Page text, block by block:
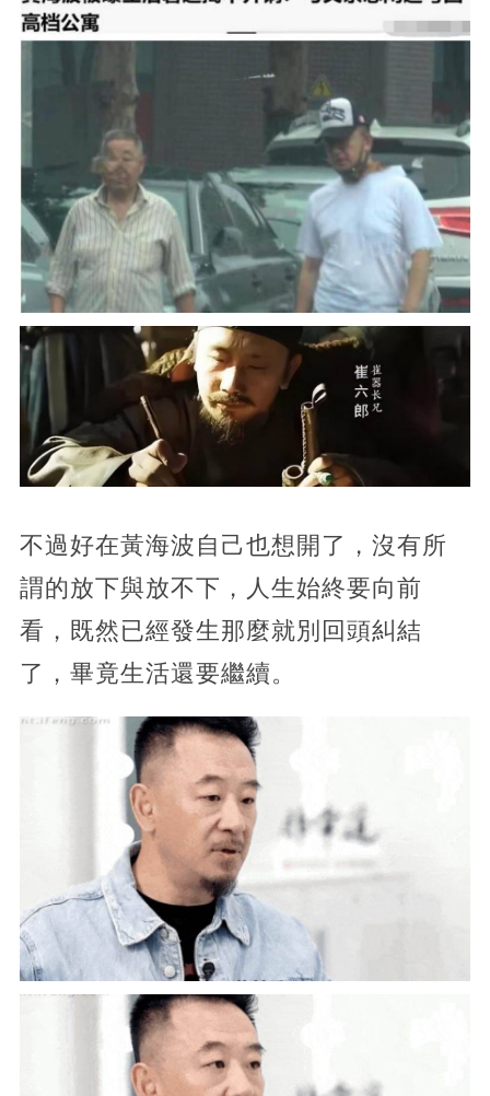
不過好在黃海波自己也想開了，沒有所
謂的放下與放不下，人生始終要向前
看，既然已經發生那麼就別回頭糾結
了，畢竟生活還要繼續。